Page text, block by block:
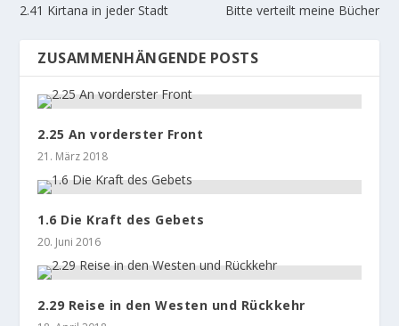
2.41 Kirtana in jeder Stadt Bitte verteilt meine Bücher
ZUSAMMENHÄNGENDE POSTS
2.25 An vorderster Front
21. März 2018
1.6 Die Kraft des Gebets
20. Juni 2016
2.29 Reise in den Westen und Rückkehr